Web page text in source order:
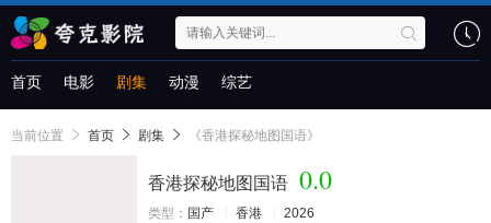
首页 电影 剧集 动漫 综艺
当前位置 首页 剧集 《香港探秘地图国语》
香港探秘地图国语 0.0
类型： 国产 香港
2026